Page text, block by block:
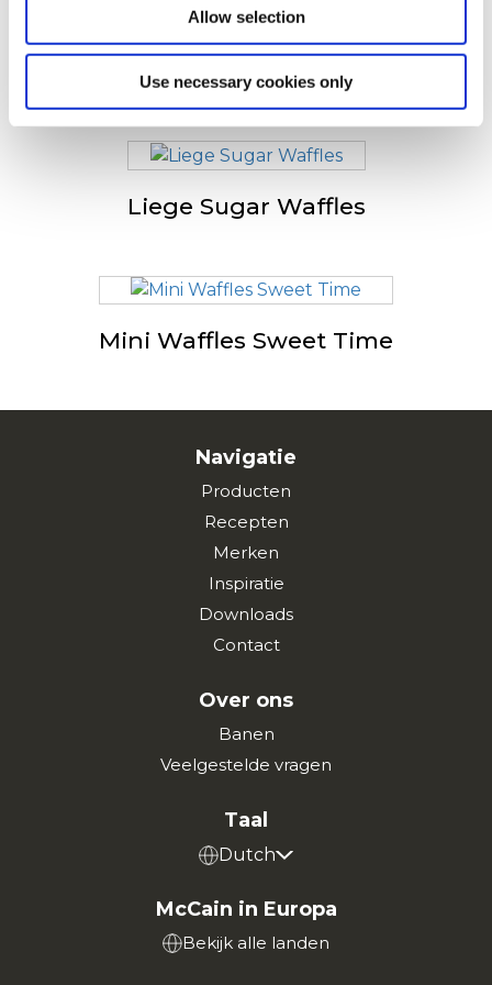
Allow selection
Use necessary cookies only
Brussels Waffles
Liege Sugar Waffles
Mini Waffles Sweet Time
Navigatie
Producten
Recepten
Merken
Inspiratie
Downloads
Contact
Over ons
Banen
Veelgestelde vragen
Taal
Dutch
McCain in Europa
Bekijk alle landen